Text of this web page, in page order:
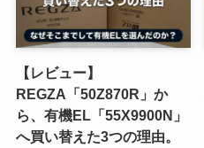
【レビュー】
REGZA「50Z870R」か
ら、有機EL「55X9900N」
へ買い替えた3つの理由。